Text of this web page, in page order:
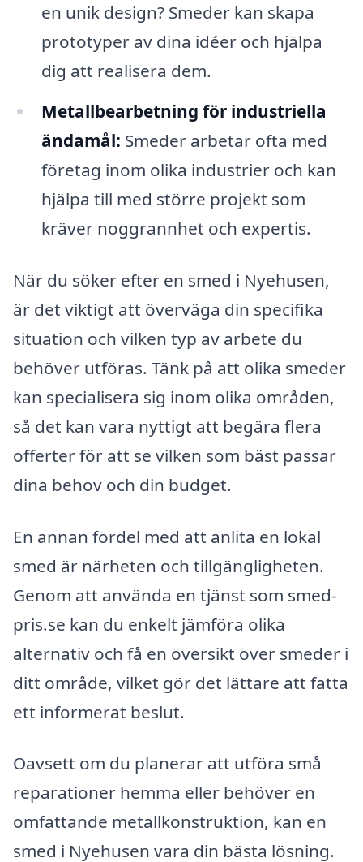
en unik design? Smeder kan skapa
prototyper av dina idéer och hjälpa
dig att realisera dem.
Metallbearbetning för industriella
ändamål: Smeder arbetar ofta med
företag inom olika industrier och kan
hjälpa till med större projekt som
kräver noggrannhet och expertis.
När du söker efter en smed i Nyehusen,
är det viktigt att överväga din specifika
situation och vilken typ av arbete du
behöver utföras. Tänk på att olika smeder
kan specialisera sig inom olika områden,
så det kan vara nyttigt att begära flera
offerter för att se vilken som bäst passar
dina behov och din budget.
En annan fördel med att anlita en lokal
smed är närheten och tillgängligheten.
Genom att använda en tjänst som smed-
pris.se kan du enkelt jämföra olika
alternativ och få en översikt över smeder i
ditt område, vilket gör det lättare att fatta
ett informerat beslut.
Oavsett om du planerar att utföra små
reparationer hemma eller behöver en
omfattande metallkonstruktion, kan en
smed i Nyehusen vara din bästa lösning.